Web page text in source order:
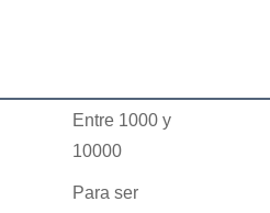
Entre 1000 y
10000
Para ser